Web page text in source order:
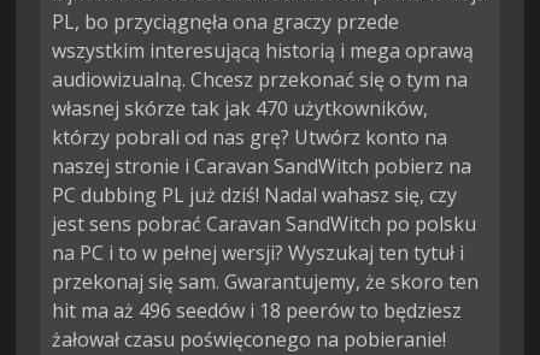
PL, bo przyciągnęła ona graczy przede
wszystkim interesującą historią i mega oprawą
audiowizualną. Chcesz przekonać się o tym na
własnej skórze tak jak 470 użytkowników,
którzy pobrali od nas grę? Utwórz konto na
naszej stronie i Caravan SandWitch pobierz na
PC dubbing PL już dziś! Nadal wahasz się, czy
jest sens pobrać Caravan SandWitch po polsku
na PC i to w pełnej wersji? Wyszukaj ten tytuł i
przekonaj się sam. Gwarantujemy, że skoro ten
hit ma aż 496 seedów i 18 peerów to będziesz
żałował czasu poświęconego na pobieranie!